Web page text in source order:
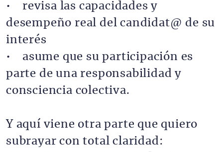
• revisa las capacidades y
desempeño real del candidat@ de su
interés
• asume que su participación es
parte de una responsabilidad y
consciencia colectiva.
Y aquí viene otra parte que quiero
subrayar con total claridad: